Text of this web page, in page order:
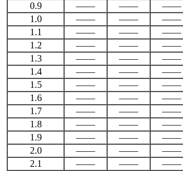
0.9
—— —— ——
1.0
—— —— ——
1.1
—— —— ——
1.2
—— —— ——
1.3
—— —— ——
1.4
—— —— ——
1.5
—— —— ——
1.6
—— —— ——
1.7
—— —— ——
1.8
—— —— ——
1.9
—— —— ——
2.0
—— —— ——
2.1
—— —— ——